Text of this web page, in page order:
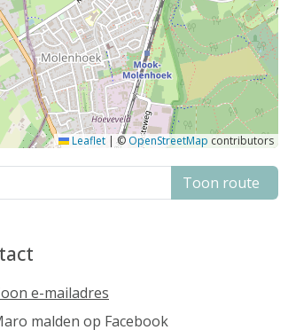
Leaflet | © OpenStreetMap contributors
Toon route
Toon e-mailadres
malden op Facebook